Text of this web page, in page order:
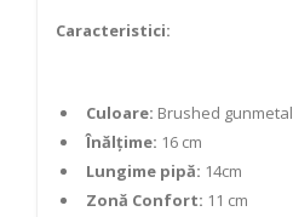
Caracteristici:
Culoare: Brushed gunmetal
Înălțime: 16 cm
Lungime pipă: 14cm
Zonă Confort: 11 cm